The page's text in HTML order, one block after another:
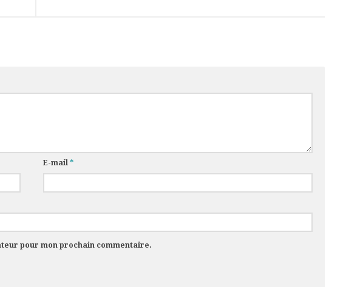
E-mail*
pour mon prochain commentaire.